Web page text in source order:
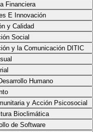
Financiera
E Innovación
y Calidad
Social
y la Comunicación DITIC
Humano
Comunitaria y Acción Psicosocial
Bioclimática
de Software